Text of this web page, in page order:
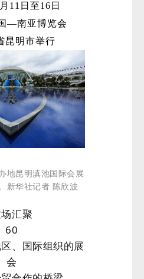
11日至16日
—南亚博览会
昆明市举行
地昆明滇池国际会展
新华社记者 陈欣波
汇聚
60
、国际组织的展
会